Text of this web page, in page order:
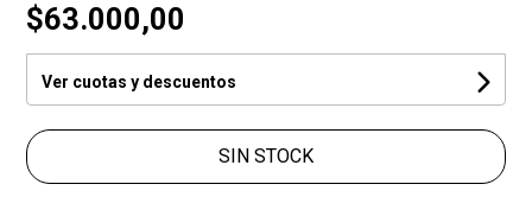
$63.000,00
Ver cuotas y descuentos
SIN STOCK